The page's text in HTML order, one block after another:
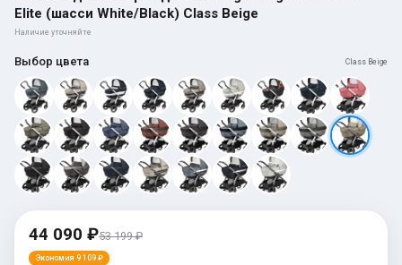
Elite (шасси White/Black) Class Beige
Наличие уточняйте
Выбор цвета Class Beige
44 090 ₽53 199 ₽
Экономия 9 109 ₽